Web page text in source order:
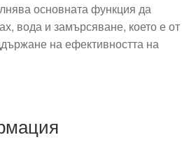
основната функция да
вода и замърсяване, което е от
на ефективността на